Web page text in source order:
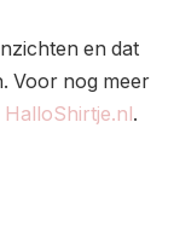
en dat
Voor nog meer
HalloShirtje.nl.